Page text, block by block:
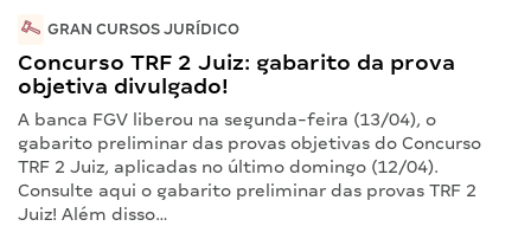
GRAN CURSOS JURÍDICO
Concurso TRF 2 Juiz: gabarito da prova
objetiva divulgado!
A banca FGV liberou na segunda-feira (13/04), o
gabarito preliminar das provas objetivas do Concurso
TRF 2 Juiz, aplicadas no último domingo (12/04).
Consulte aqui o gabarito preliminar das provas TRF 2
Juiz! Além disso…